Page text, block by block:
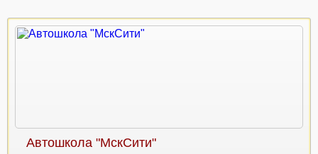
Автошкола "МскСити"